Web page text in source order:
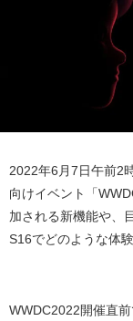
2022年6 月 7 日午前2
向けイベント「
加される新機能や、
S16でどのような体
WWDC2022 開催直